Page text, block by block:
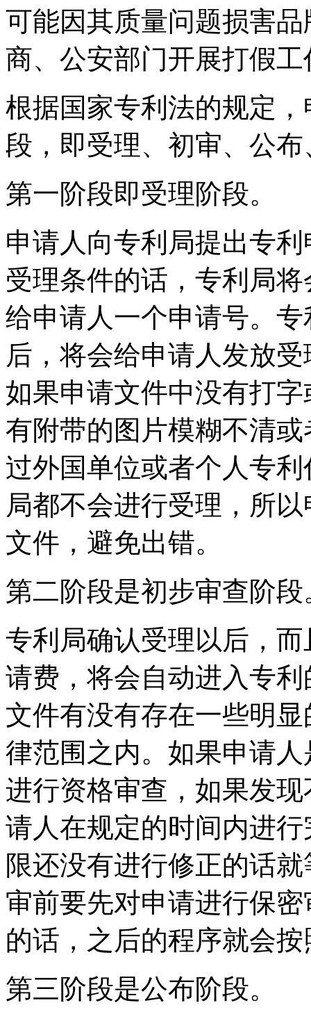
可能因其质量问题损害
商、公安部门开展打假工
根据国家专利法的规定
段，即受理、初审、公
第一阶段即受理阶段。
申请人向专利局提出专
受理条件的话，专利局
给申请人一个申请号。
后，将会给申请人发放
如果申请文件中没有打
有附带的图片模糊不清
过外国单位或者个人专
局都不会进行受理，所
文件，避免出错。
第二阶段是初步审查阶段
专利局确认受理以后，
请费，将会自动进入专
文件有没有存在一些明
律范围之内。如果申请
进行资格审查，如果发
请人在规定的时间内进
限还没有进行修正的话
审前要先对申请进行保
的话，之后的程序就会
第三阶段是公布阶段。